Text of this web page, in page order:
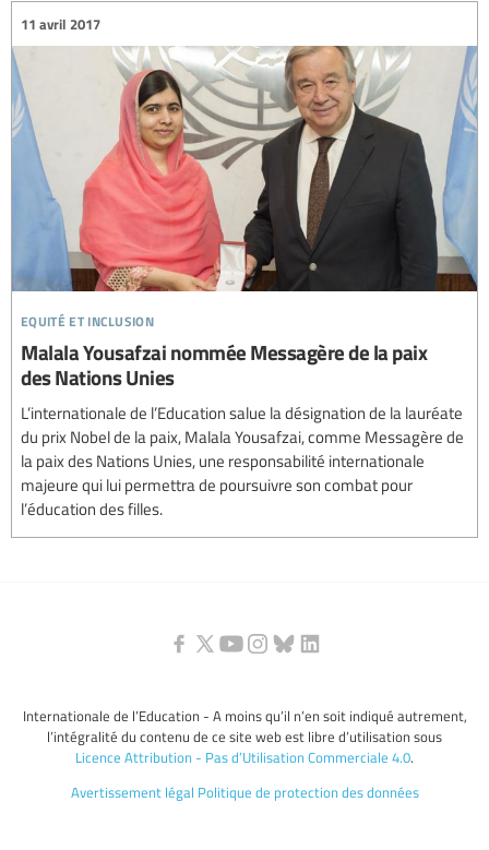
equité et inclusion
11 avril 2017
Malala Yousafzai nommée Messagère de la paix
des Nations Unies
L’internationale de l’Education salue la désignation de la lauréate
du prix Nobel de la paix, Malala Yousafzai, comme Messagère de
la paix des Nations Unies, une responsabilité internationale
majeure qui lui permettra de poursuivre son combat pour
l’éducation des filles.
Internationale de l’Education - A moins qu’il n’en soit indiqué autrement,
l’intégralité du contenu de ce site web est libre d’utilisation sous
Licence Attribution - Pas d’Utilisation Commerciale 4.0.
Avertissement légal Politique de protection des données